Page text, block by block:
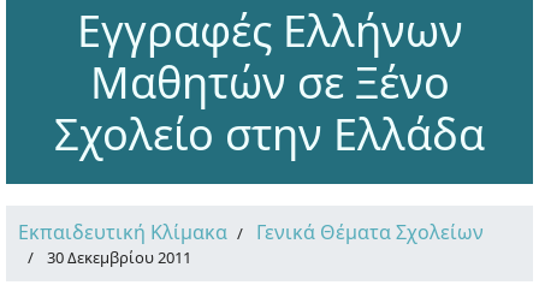
Εγγραφές Ελλήνων
Μαθητών σε Ξένο
Σχολείο στην Ελλάδα
Εκπαιδευτική Κλίμακα Γενικά Θέματα Σχολείων
30 Δεκεμβρίου 2011